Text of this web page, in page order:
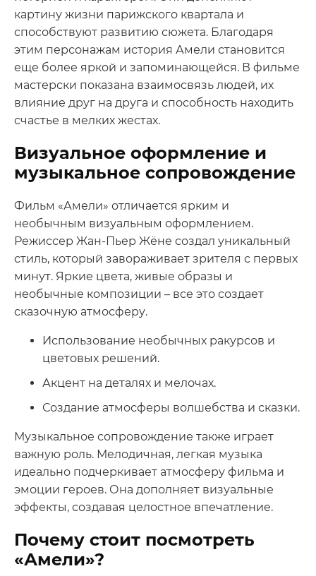
картину жизни парижского квартала и
способствуют развитию сюжета. Благодаря
этим персонажам история Амели становится
еще более яркой и запоминающейся. В фильме
мастерски показана взаимосвязь людей, их
влияние друг на друга и способность находить
счастье в мелких жестах.
Визуальное оформление и
музыкальное сопровождение
Фильм «Амели» отличается ярким и
необычным визуальным оформлением.
Режиссер Жан-Пьер Жёне создал уникальный
стиль, который завораживает зрителя с первых
минут. Яркие цвета, живые образы и
необычные композиции – все это создает
сказочную атмосферу.
Использование необычных ракурсов и
цветовых решений.
Акцент на деталях и мелочах.
Создание атмосферы волшебства и сказки.
Музыкальное сопровождение также играет
важную роль. Мелодичная, легкая музыка
идеально подчеркивает атмосферу фильма и
эмоции героев. Она дополняет визуальные
эффекты, создавая целостное впечатление.
Почему стоит посмотреть
«Амели»?